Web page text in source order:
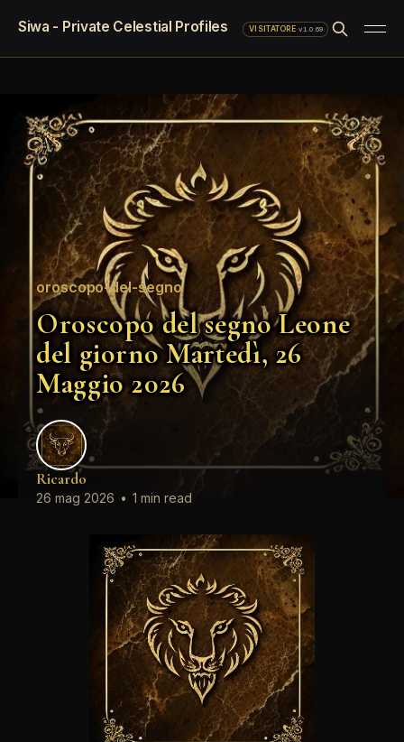
Siwa - Private Celestial Profiles VISITATORE·v1.0.69
oroscopo-del-segno
Oroscopo del segno Leone
del giorno Martedì, 26
Maggio 2026
Ricardo
26 mag 2026 • 1 min read